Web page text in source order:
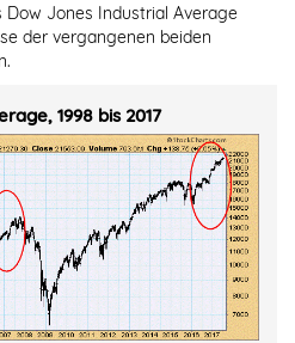
Jones Industrial Average
der vergangenen beiden
1998 bis 2017